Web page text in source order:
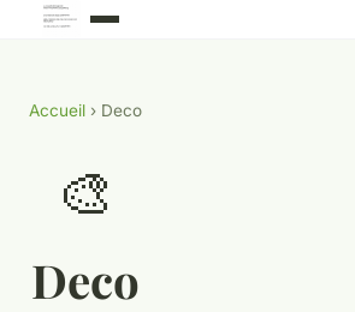
Accueil › Deco
🎨
Deco